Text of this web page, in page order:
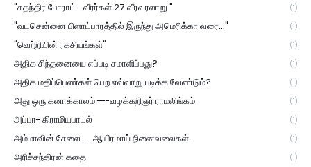
"சுதந்திர போராட்ட வீரர்கள் 27 வீரவரலாறு " (1)
"வடசென்னை பிளாட்பாரத்தில் இருந்து அமெரிக்கா வரை..." (1)
"வெற்றியின் ரகசியங்கள்" (1)
அதிக சிந்தனையை எப்படி சமாளிப்பது? (1)
அதிக மதிப்பெண்கள் பெற எவ்வாறு படிக்க வேண்டும்? (1)
அது ஒரு கனாக்காலம் ---வழக்கறிஞர் ராமலிங்கம் (1)
அப்பா- கிராமியபாடல் (1)
அம்மாவின் சேலை..... ஆயிரமாய் நினைவலைகள். (1)
அரிச்சந்திரன் கதை (1)